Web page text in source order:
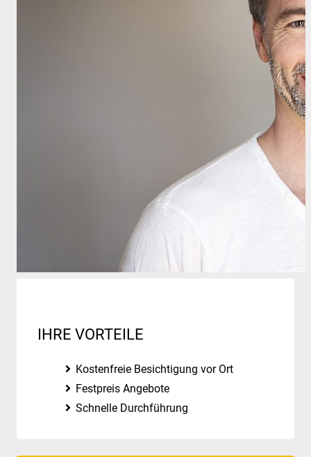
IHRE VORTEILE
Kostenfreie Besichtigung vor Ort
Festpreis Angebote
Schnelle Durchführung